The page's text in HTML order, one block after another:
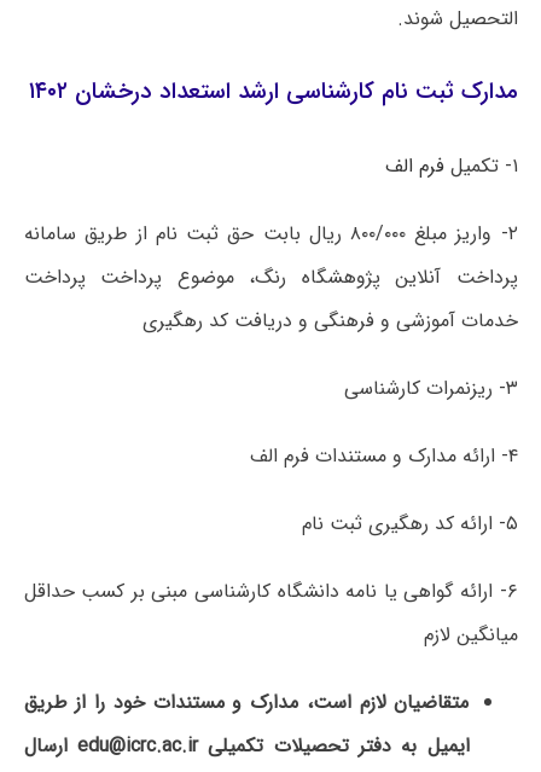
التحصیل شوند.
مدارک ثبت نام کارشناسی ارشد استعداد درخشان ۱۴۰۲
۱- تکمیل فرم الف
۲- واریز مبلغ ۸۰۰/۰۰۰ ریال بابت حق ثبت نام از طریق سامانه
پرداخت آنلاین پژوهشگاه رنگ، موضوع پرداخت پرداخت
خدمات آموزشی و فرهنگی و دریافت کد رهگیری
۳- ریزنمرات کارشناسی
۴- ارائه مدارک و مستندات فرم الف
۵- ارائه کد رهگیری ثبت نام
۶- ارائه گواهی یا نامه دانشگاه کارشناسی مبنی بر کسب حداقل
میانگین لازم
متقاضیان لازم است، مدارک و مستندات خود را از طریق
ایمیل به دفتر تحصیلات تکمیلی edu@icrc.ac.ir ارسال